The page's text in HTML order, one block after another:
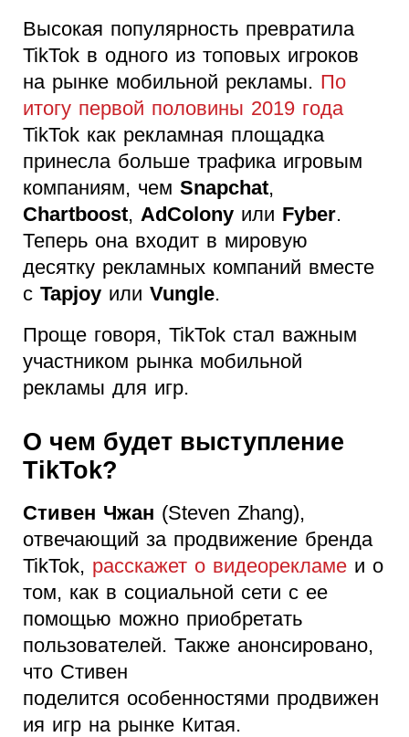
Высокая популярность превратила
TikTok в одного из топовых игроков
на рынке мобильной рекламы. По
итогу первой половины 2019 года
TikTok как рекламная площадка
принесла больше трафика игровым
компаниям, чем Snapchat,
Chartboost, AdColony или Fyber.
Теперь она входит в мировую
десятку рекламных компаний вместе
с Tapjoy или Vungle.
Проще говоря, TikTok стал важным
участником рынка мобильной
рекламы для игр.
О чем будет выступление
TikTok?
Стивен Чжан (Steven Zhang),
отвечающий за продвижение бренда
TikTok, расскажет о видеорекламе и о
том, как в социальной сети с ее
помощью можно приобретать
пользователей. Также анонсировано,
что Стивен
поделится особенностями продвижен
ия игр на рынке Китая.